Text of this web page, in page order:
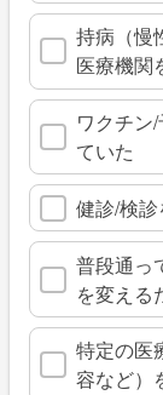
持病（慢
医療機関
ワクチン
ていた
健診/検
普段通っ
を変える
特定の医
容など）